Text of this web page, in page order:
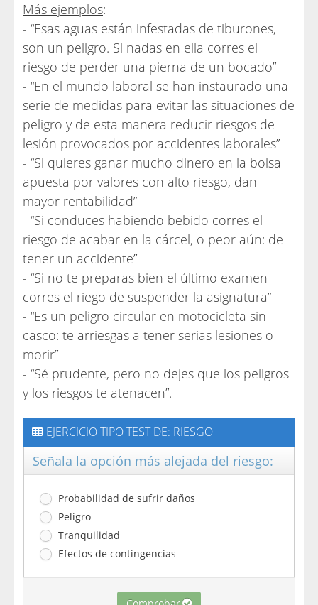
Más ejemplos:
- “Esas aguas están infestadas de tiburones,
son un peligro. Si nadas en ella corres el
riesgo de perder una pierna de un bocado”
- “En el mundo laboral se han instaurado una
serie de medidas para evitar las situaciones de
peligro y de esta manera reducir riesgos de
lesión provocados por accidentes laborales”
- “Si quieres ganar mucho dinero en la bolsa
apuesta por valores con alto riesgo, dan
mayor rentabilidad”
- “Si conduces habiendo bebido corres el
riesgo de acabar en la cárcel, o peor aún: de
tener un accidente”
- “Si no te preparas bien el último examen
corres el riego de suspender la asignatura”
- “Es un peligro circular en motocicleta sin
casco: te arriesgas a tener serias lesiones o
morir”
- “Sé prudente, pero no dejes que los peligros
y los riesgos te atenacen”.
EJERCICIO TIPO TEST DE: RIESGO
Señala la opción más alejada del riesgo:
Probabilidad de sufrir daños
Peligro
Tranquilidad
Efectos de contingencias